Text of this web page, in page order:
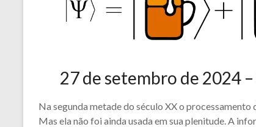
27 de setembro de 2024
Na segunda metade do século XX o
Mas ela não foi ainda usada em sua plenitude. A